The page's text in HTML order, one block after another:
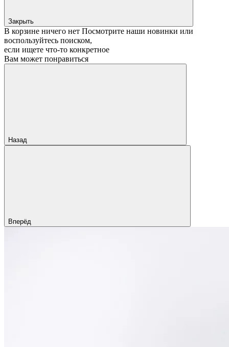
Закрыть
В корзине ничего нет Посмотрите наши новинки или
воспользуйтесь поиском,
если ищете что‑то конкретное
Вам может понравиться
Назад
Вперёд